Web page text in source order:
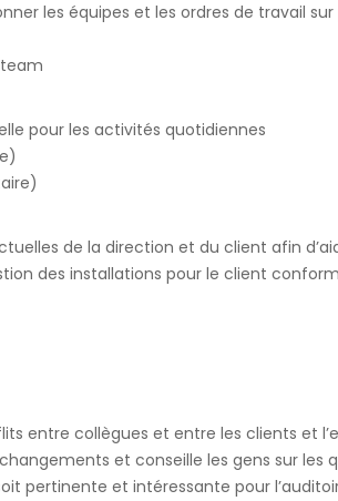
les équipes et les ordres de travail
pour les activités quotidiennes
de la direction et du client afin
des installations pour le client
entre collègues et entre les clients et
et conseille les gens sur les
pertinente et intéressante pour